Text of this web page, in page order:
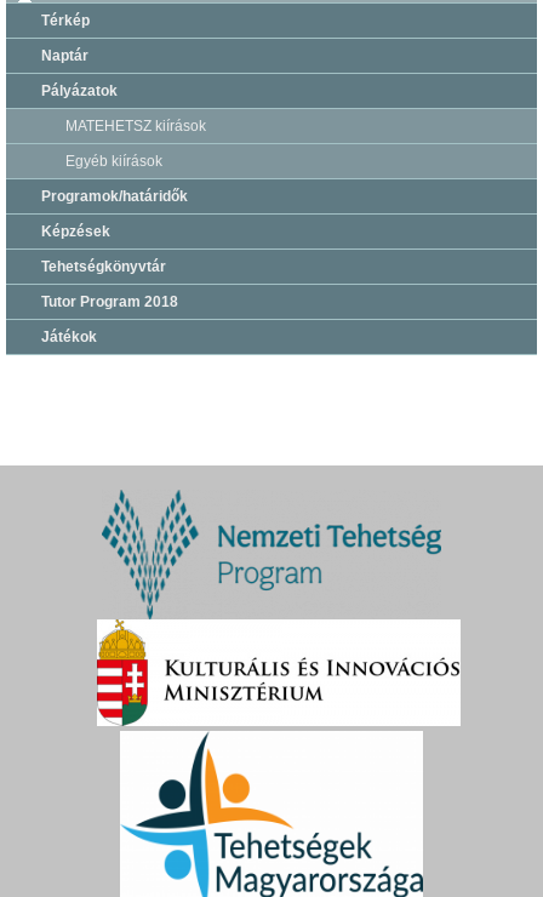
Térkép
Naptár
Pályázatok
MATEHETSZ kiírások
Egyéb kiírások
Programok/határidők
Képzések
Tehetségkönyvtár
Tutor Program 2018
Játékok